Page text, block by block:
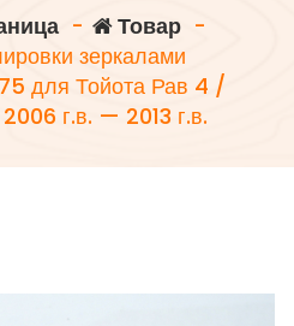
- Товар-
зеркалами
для Тойота Рав 4 /
г.в. — 2013 г.в.